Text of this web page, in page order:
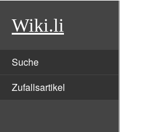
Wiki.li
Suche
Zufallsartikel